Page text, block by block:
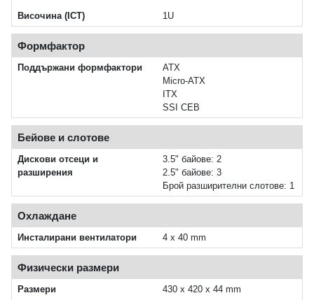
Височина (ICT)
1U
Формфактор
Поддържани формфактори
ATX
Micro-ATX
ITX
SSI CEB
Бейове и слотове
Дискови отсеци и
разширения
3.5" байове: 2
2.5" байове: 3
Брой разширителни слотове: 1
Охлаждане
Инсталирани вентилатори 4 x 40 mm
Физически размери
Размери
430 x 420 x 44 mm